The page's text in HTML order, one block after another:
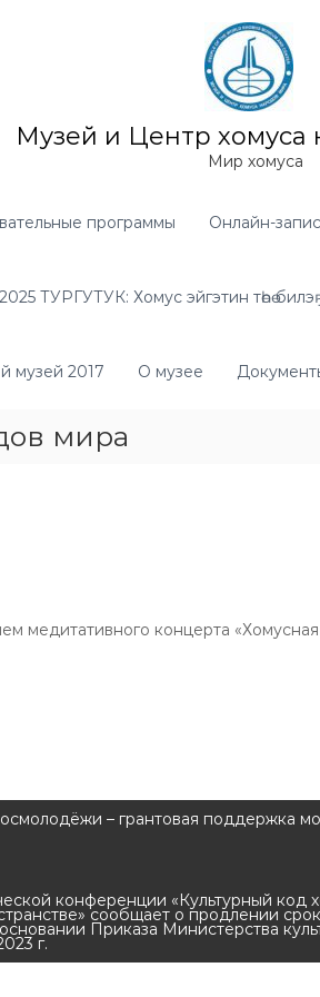
Музей и Центр хомуса
Мир хомуса
программы Онлайн-
ТУРГУТУК: Хомус эйгэтин төһө
музей 2017 О музее
мира
медитативного концерта «Хомусная
– грантовая поддержка
конференции «Культурный код
сообщает о продлении
Приказа Министерства
г.